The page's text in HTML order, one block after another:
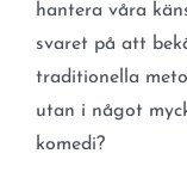
hantera våra
svaret på att
traditionella
utan i något
komedi?